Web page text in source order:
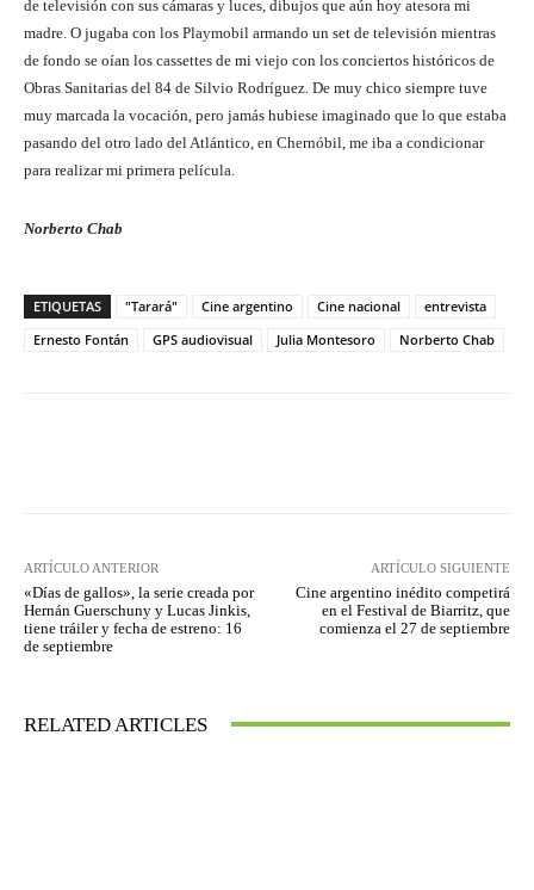
de televisión con sus cámaras y luces, dibujos que aún hoy atesora mi
madre. O jugaba con los Playmobil armando un set de televisión mientras
de fondo se oían los cassettes de mi viejo con los conciertos históricos de
Obras Sanitarias del 84 de Silvio Rodríguez. De muy chico siempre tuve
muy marcada la vocación, pero jamás hubiese imaginado que lo que estaba
pasando del otro lado del Atlántico, en Chernóbil, me iba a condicionar
para realizar mi primera película.
Norberto Chab
ETIQUETAS "Tarará" Cine argentino Cine nacional
entrevista
Ernesto Fontán
GPS audiovisual Julia Montesoro Norberto Chab
ARTÍCULO ANTERIOR
«Días de gallos», la serie creada por
Hernán Guerschuny y Lucas Jinkis,
tiene tráiler y fecha de estreno: 16
de septiembre
ARTÍCULO SIGUIENTE
Cine argentino inédito competirá
en el Festival de Biarritz, que
comienza el 27 de septiembre
RELATED ARTICLES